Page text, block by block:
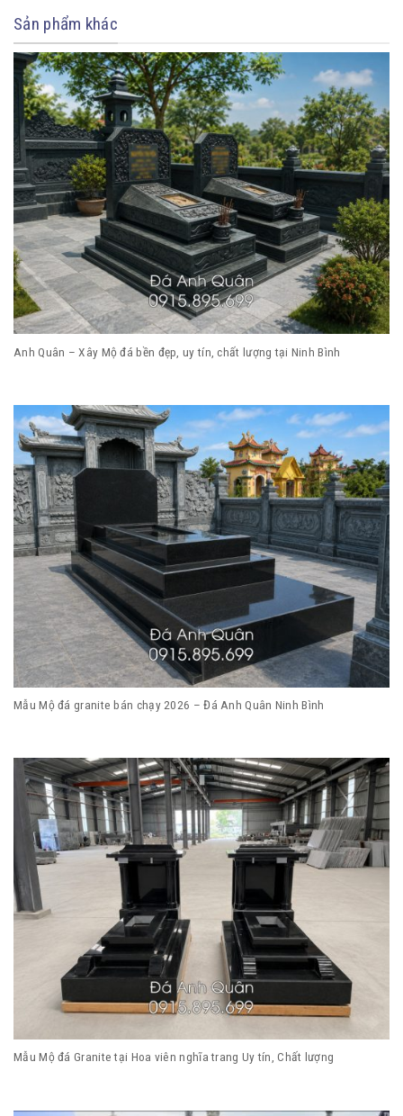
Sản phẩm khác
Anh Quân – Xây Mộ đá bền đẹp, uy tín, chất lượng tại Ninh Bình
Mẫu Mộ đá granite bán chạy 2026 – Đá Anh Quân Ninh Bình
Mẫu Mộ đá Granite tại Hoa viên nghĩa trang Uy tín, Chất lượng